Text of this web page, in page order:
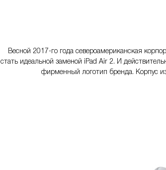
Весной 2017-го года североамериканская
стать идеальной заменой iPad Air 2. И
фирменный логотип бренда. Корпус